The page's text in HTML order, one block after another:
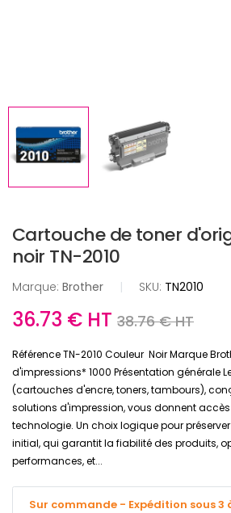
Cartouche de toner
noir TN-2010
Marque: Brother | SKU: TN2010
36.73 € HT 38.76 € HT
Référence TN-2010 Couleur Noir Marque
d'impressions* 1000 Présentation générale
(cartouches d'encre, toners, tambours),
solutions d'impression, vous donnent
technologie. Un choix logique pour
initial, qui garantit la fiabilité des produits,
performances, et...
Sur commande - Expédition sous 3